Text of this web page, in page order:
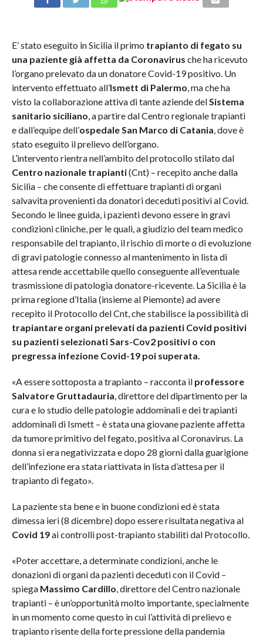
E’ stato eseguito in Sicilia il primo trapianto di fegato su
una paziente già affetta da Coronavirus che ha ricevuto
l’organo prelevato da un donatore Covid-19 positivo. Un
intervento effettuato all’Ismett di Palermo, ma che ha
visto la collaborazione attiva di tante aziende delSistema
sanitario siciliano, a partire dal Centro regionale trapianti
e dall’equipe dell’ospedale San Marco di Catania, dove è
stato eseguito il prelievo dell’organo.
L’intervento rientra nell’ambito del protocollo stilato dal
Centro nazionale trapianti(Cnt) – recepito anche dalla
Sicilia – che consente di effettuare trapianti di organi
salvavita provenienti da donatori deceduti positivi al Covid.
Secondo le linee guida, i pazienti devono essere in gravi
condizioni cliniche, per le quali, a giudizio del team medico
responsabile del trapianto, il rischio di morte o di evoluzione
di gravi patologie connesso al mantenimento in lista di
attesa rende accettabile quello conseguente all’eventuale
trasmissione di patologia donatore-ricevente. La Sicilia è la
prima regione d’Italia (insieme al Piemonte) ad avere
recepito il Protocollo del Cnt, che stabilisce la possibilità di
trapiantare organi prelevati da pazienti Covid positivi
su pazienti selezionati Sars-Cov2 positivi o con
pregressa infezione Covid-19 poi superata.
«A essere sottoposta a trapianto – racconta il professore
Salvatore Gruttadauria, direttore del dipartimento per la
cura e lo studio delle patologie addominali e dei trapianti
addominali di Ismett – è stata una giovane paziente affetta
da tumore primitivo del fegato, positiva al Coronavirus. La
donna si era negativizzata e dopo 28 giorni dalla guarigione
dell’infezione era stata riattivata in lista d’attesa per il
trapianto di fegato».
La paziente sta bene e in buone condizioni ed è stata
dimessa ieri (8 dicembre) dopo essere risultata negativa al
Covid 19ai controlli post-trapianto stabiliti dal Protocollo.
«Poter accettare, a determinate condizioni, anche le
donazioni di organi da pazienti deceduti con il Covid –
spiega Massimo Cardillo, direttore del Centro nazionale
trapianti – è un’opportunità molto importante, specialmente
in un momento come questo in cui l’attività di prelievo e
trapianto risente della forte pressione della pandemia